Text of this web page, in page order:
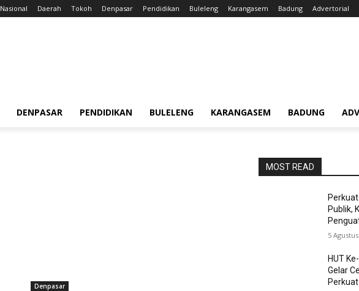
Nasional Daerah Tokoh Denpasar Pendidikan Buleleng Karangasem Badung Advertorial
DENPASAR PENDIDIKAN BULELENG KARANGASEM BADUNG
Denpasar
MOST READ
Publik,
5
HUT
Gelar